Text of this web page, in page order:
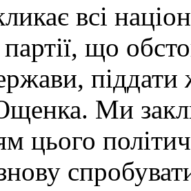
всі
що
піддати
Ми
цього